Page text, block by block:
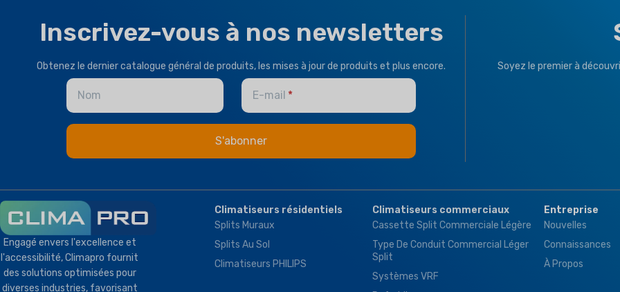
Inscrivez-vous à nos newsletters
Obtenez le dernier catalogue général de produits, les mises à jour de produits et plus encore.
Nom E-mail
Soyez le premier à
Engagé envers l'excellence et
l'accessibilité, Climapro fournit
des solutions optimisées pour
diverses industries, favorisant
Climatiseurs résidentiels
Splits Muraux
Splits Au Sol
Climatiseurs PHILIPS
Climatiseurs commerciaux
Cassette Split Commerciale Légère
Type De Conduit Commercial Léger
Split
Systèmes VRF
Entreprise
Nouvelles
Connaissances
À Propos